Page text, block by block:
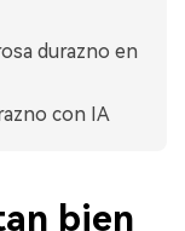
durazno en
con IA
bien